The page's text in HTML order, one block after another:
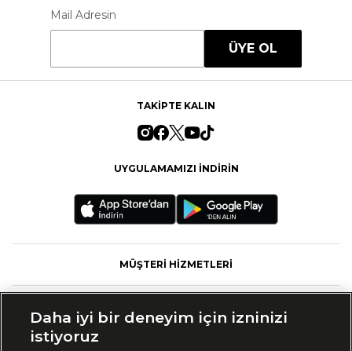
Mail Adresin
ÜYE OL
TAKİPTE KALIN
UYGULAMAMIZI İNDİRİN
MÜŞTERİ HİZMETLERİ
Daha iyi bir deneyim için izninizi
istiyoruz